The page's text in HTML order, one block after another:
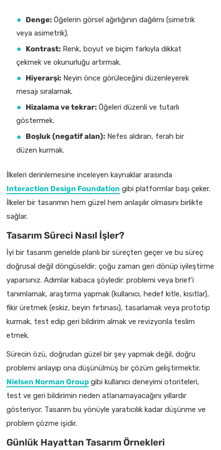
Denge: Öğelerin görsel ağırlığının dağılımı (simetrik
veya asimetrik).
Kontrast: Renk, boyut ve biçim farkıyla dikkat
çekmek ve okunurluğu artırmak.
Hiyerarşi: Neyin önce görüleceğini düzenleyerek
mesajı sıralamak.
Hizalama ve tekrar: Öğeleri düzenli ve tutarlı
göstermek.
Boşluk (negatif alan): Nefes aldıran, ferah bir
düzen kurmak.
İlkeleri derinlemesine inceleyen kaynaklar arasında
Interaction Design Foundation gibi platformlar başı çeker.
İlkeler bir tasarımın hem güzel hem anlaşılır olmasını birlikte
sağlar.
Tasarım Süreci Nasıl İşler?
İyi bir tasarım genelde planlı bir süreçten geçer ve bu süreç
doğrusal değil döngüseldir; çoğu zaman geri dönüp iyileştirme
yaparsınız. Adımlar kabaca şöyledir: problemi veya brief'i
tanımlamak, araştırma yapmak (kullanıcı, hedef kitle, kısıtlar),
fikir üretmek (eskiz, beyin fırtınası), tasarlamak veya prototip
kurmak, test edip geri bildirim almak ve revizyonla teslim
etmek.
Sürecin özü, doğrudan güzel bir şey yapmak değil, doğru
problemi anlayıp ona düşünülmüş bir çözüm geliştirmektir.
Nielsen Norman Group gibi kullanıcı deneyimi otoriteleri,
test ve geri bildirimin neden atlanamayacağını yıllardır
gösteriyor. Tasarım bu yönüyle yaratıcılık kadar düşünme ve
problem çözme işidir.
Günlük Hayattan Tasarım Örnekleri